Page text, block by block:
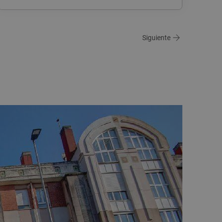
Siguiente